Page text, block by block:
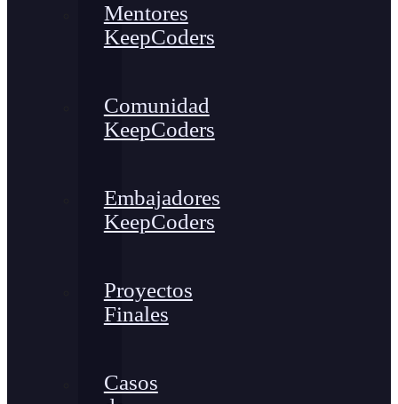
Mentores
KeepCoders
Comunidad
KeepCoders
Embajadores
KeepCoders
Proyectos
Finales
Casos